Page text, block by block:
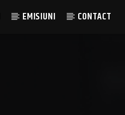
EMISIUNI CONTACT